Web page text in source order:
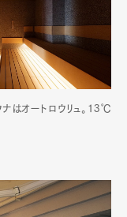
はオートロウリュ。13℃